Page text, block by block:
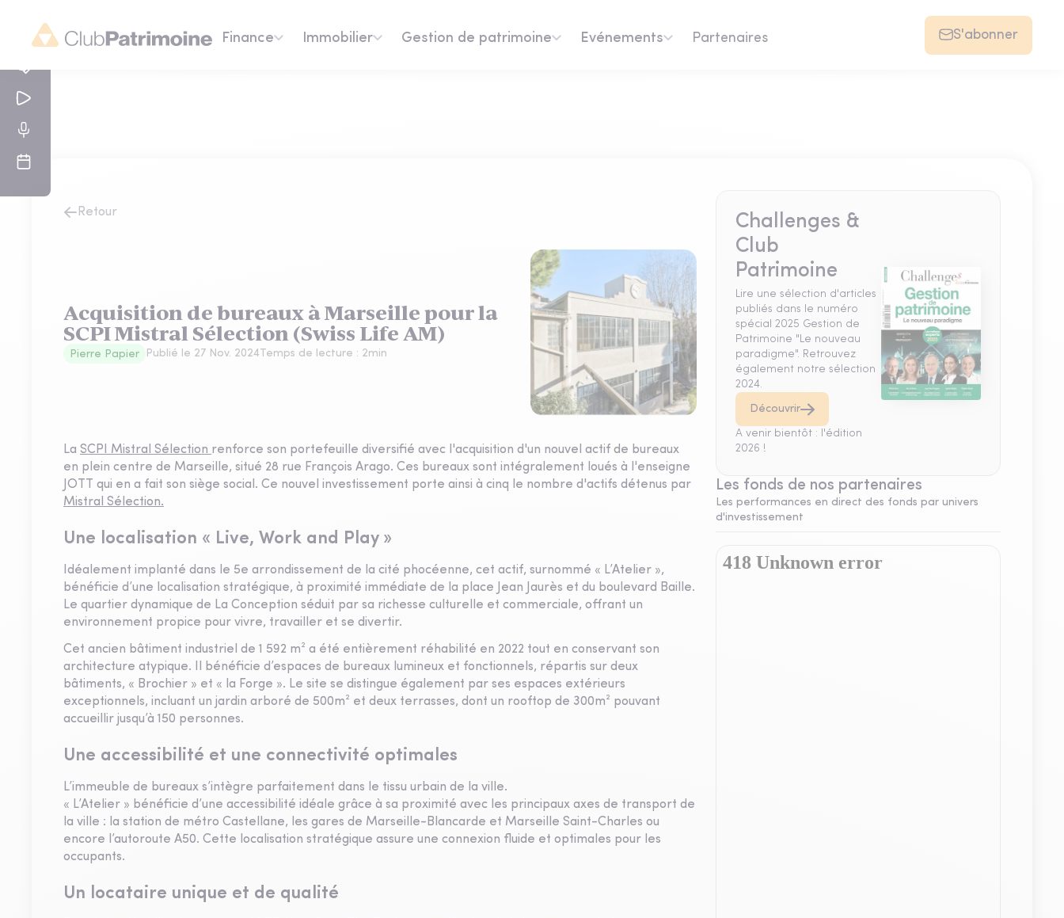
Finance Immobilier Gestion de patrimoine Evénements Partenaires S'abonner
Retour
Acquisition de bureaux à Marseille pour la
SCPI Mistral Sélection (Swiss Life AM)
Pierre Papier Publié le 27 Nov. 2024Temps de lecture : 2min
La SCPI Mistral Sélection renforce son portefeuille diversifié avec l'acquisition d'un nouvel actif de bureaux
en plein centre de Marseille, situé 28 rue François Arago. Ces bureaux sont intégralement loués à l'enseigne
JOTT qui en a fait son siège social. Ce nouvel investissement porte ainsi à cinq le nombre d'actifs détenus par
Mistral Sélection.
Une localisation « Live, Work and Play »
Idéalement implanté dans le 5e arrondissement de la cité phocéenne, cet actif, surnommé « L’Atelier »,
bénéficie d’une localisation stratégique, à proximité immédiate de la place Jean Jaurès et du boulevard Baille.
Le quartier dynamique de La Conception séduit par sa richesse culturelle et commerciale, offrant un
environnement propice pour vivre, travailler et se divertir.
Cet ancien bâtiment industriel de 1 592 m² a été entièrement réhabilité en 2022 tout en conservant son
architecture atypique. Il bénéficie d’espaces de bureaux lumineux et fonctionnels, répartis sur deux
bâtiments, « Brochier » et « la Forge ». Le site se distingue également par ses espaces extérieurs
exceptionnels, incluant un jardin arboré de 500m² et deux terrasses, dont un rooftop de 300m² pouvant
accueillir jusqu’à 150 personnes.
Une accessibilité et une connectivité optimales
L’immeuble de bureaux s’intègre parfaitement dans le tissu urbain de la ville.
« L’Atelier » bénéficie d’une accessibilité idéale grâce à sa proximité avec les principaux axes de transport de
la ville : la station de métro Castellane, les gares de Marseille-Blancarde et Marseille Saint-Charles ou
encore l’autoroute A50. Cette localisation stratégique assure une connexion fluide et optimales pour les
occupants.
Un locataire unique et de qualité
Challenges &
Club
Patrimoine
Lire une sélection d'articles
publiés dans le numéro
spécial 2025 Gestion de
Patrimoine "Le nouveau
paradigme". Retrouvez
également notre sélection
2024.
Découvrir
A venir bientôt : l'édition
2026 !
Les fonds de nos partenaires
Les performances en direct des fonds par univers
d'investissement